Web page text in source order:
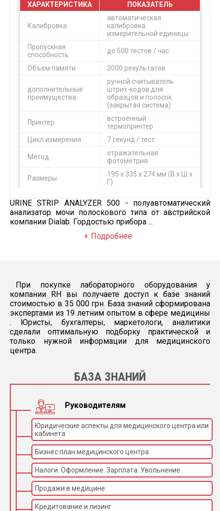
ХАРАКТЕРИСТИКА ПОКАЗАТЕЛЬ
Калибровка
автоматическая
калибровка
измерительной единицы
Пропускная
способность
до 500 тестов / час
Объем памяти 2000 результатов
дополнительные
преимущества
ручной считыватель
штрих-кодов для
образцов и полосок
(закрытая система)
Принтер
встроенный
термопринтер
Цикл измерения
7 секунд / тест
Метод
отражательная
фотометрия
Размеры
195 x 335 x 274 мм (В x Ш x
Г)
URINE STRIP ANALYZER 500 - полуавтоматический
анализатор мочи полоскового типа от австрийской
компании Dialab. Гордостью прибора ...
Подробнее
При покупке лабораторного оборудования у
компании RH вы получаете доступ к базе знаний
стоимостью в 35 000 грн. База знаний сформирована
экспертами из 19 летним опытом в сфере медицины
. Юристы, бухгалтеры, маркетологи, аналитики
сделали оптимальную подборку практической и
только нужной информации для медицинского
центра.
БАЗА ЗНАНИЙ
Руководителям
Юридические аспекты для медицинского центра или
кабинета
Бизнес план медицинского центра
Налоги. Оформление. Зарплата. Увольнение.
Продажи в медицине
Кредитование и лизинг